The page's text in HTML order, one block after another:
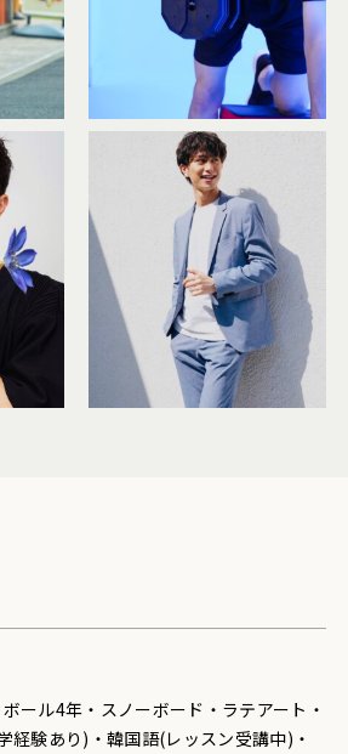
ール4年・スノーボード・ラテアート・
経験あり)・韓国語(レッスン受講中)・